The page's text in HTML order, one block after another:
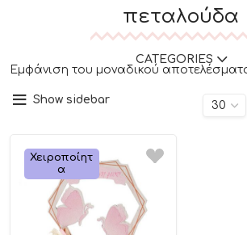
πεταλούδα
CATEGORIES
Εμφάνιση του μοναδικού
Show sidebar
Χειροποίητ
Α